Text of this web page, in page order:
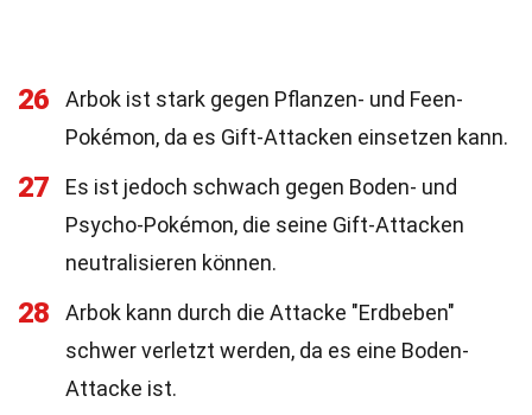
26
Arbok ist stark gegen Pflanzen- und Feen-
Pokémon, da es Gift-Attacken einsetzen kann.
27
Es ist jedoch schwach gegen Boden- und
Psycho-Pokémon, die seine Gift-Attacken
neutralisieren können.
28
Arbok kann durch die Attacke "Erdbeben"
schwer verletzt werden, da es eine Boden-
Attacke ist.